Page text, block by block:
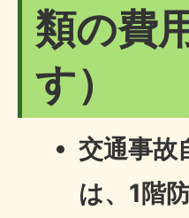
類の費
す）
交通事故
は、1階